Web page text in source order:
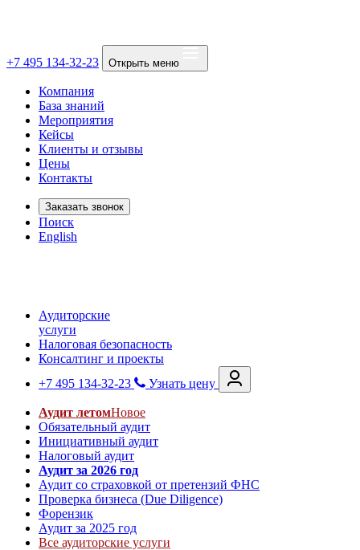
+7 495 134-32-23 Открыть меню
Компания
База знаний
Мероприятия
Кейсы
Клиенты и отзывы
Цены
Контакты
Заказать звонок
Поиск
English
Аудиторские
услуги
Налоговая безопасность
Консалтинг и проекты
+7 495 134-32-23
Узнать цену
Аудит летомНовое
Обязательный аудит
Инициативный аудит
Налоговый аудит
Аудит за 2026 год
Аудит со страховкой от претензий ФНС
Проверка бизнеса (Due Diligence)
Форензик
Аудит за 2025 год
Все аудиторские услуги